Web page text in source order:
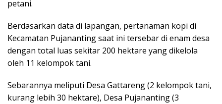
petani.
Berdasarkan data di lapangan, pertanaman kopi di
Kecamatan Pujananting saat ini tersebar di enam desa
dengan total luas sekitar 200 hektare yang dikelola
oleh 11 kelompok tani.
Sebarannya meliputi Desa Gattareng (2 kelompok tani,
kurang lebih 30 hektare), Desa Pujananting (3